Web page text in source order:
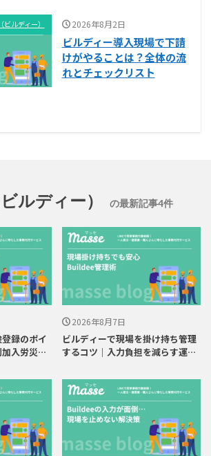
ルディー） 2026年8月2日
ビルディー導入現場で下請
けがやることは？全体の流
れとチェックリスト
ルディー） の最新記事4件
録のポイ
入労災も
2026年8月7日
ビルディーで現場を掛け持ち管理
するコツ｜入力負担を減らす運用